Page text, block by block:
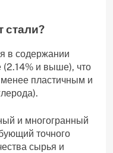
стали?
в содержании
(2.14% и выше)‚ что
пластичным и
и многогранный
точного
сырья и